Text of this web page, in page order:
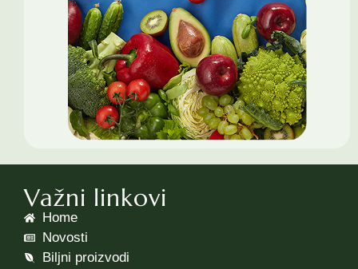
Važni linkovi
Home
Novosti
Biljni proizvodi